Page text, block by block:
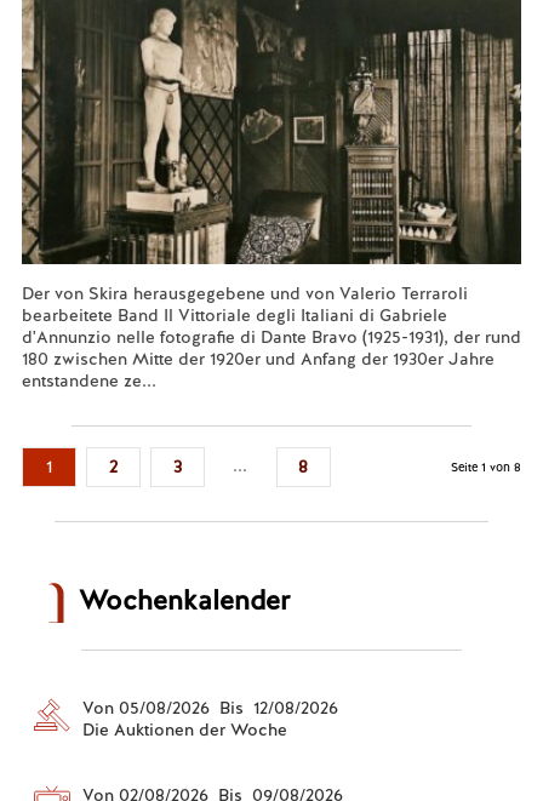
Der von Skira herausgegebene und von Valerio Terraroli
bearbeitete Band Il Vittoriale degli Italiani di Gabriele
d'Annunzio nelle fotografie di Dante Bravo (1925-1931), der rund
180 zwischen Mitte der 1920er und Anfang der 1930er Jahre
entstandene ze...
1 2 3 ... 8 Seite 1 von 8
Wochenkalender
Von 05/08/2026 Bis 12/08/2026
Die Auktionen der Woche
Von 02/08/2026 Bis 09/08/2026